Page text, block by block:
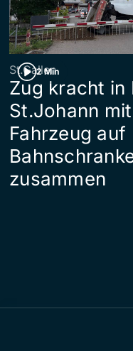
2 Min
St.Gallen
Zug kracht in
St.Johann mit
Fahrzeug auf
zusammen